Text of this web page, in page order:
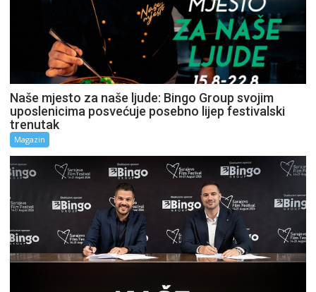
Naše mjesto za naše ljude: Bingo Group svojim
uposlenicima posvećuje posebno lijep festivalski
trenutak
Magazin